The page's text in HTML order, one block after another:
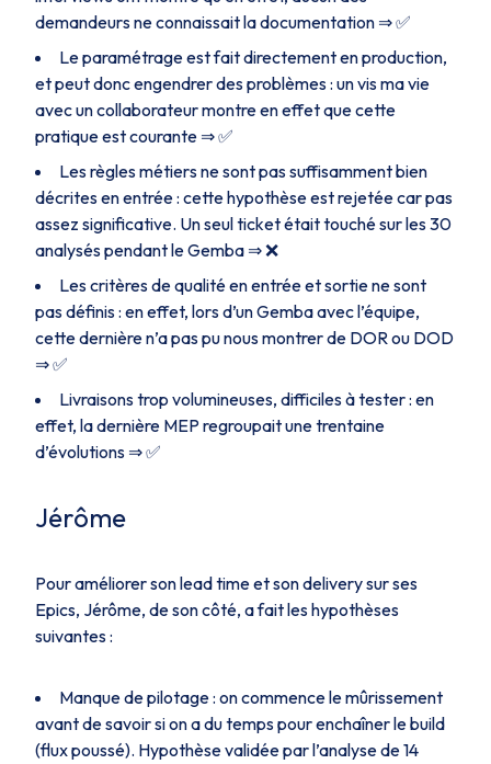
demandeurs ne connaissait la documentation ⇒ ✅
Le paramétrage est fait directement en production,
et peut donc engendrer des problèmes : un vis ma vie
avec un collaborateur montre en effet que cette
pratique est courante ⇒ ✅
Les règles métiers ne sont pas suffisamment bien
décrites en entrée : cette hypothèse est rejetée car pas
assez significative. Un seul ticket était touché sur les 30
analysés pendant le Gemba ⇒ ❌
Les critères de qualité en entrée et sortie ne sont
pas définis : en effet, lors d’un Gemba avec l’équipe,
cette dernière n’a pas pu nous montrer de DOR ou DOD
⇒ ✅
Livraisons trop volumineuses, difficiles à tester : en
effet, la dernière MEP regroupait une trentaine
d’évolutions ⇒ ✅
Jérôme
Pour améliorer son lead time et son delivery sur ses
Epics, Jérôme, de son côté, a fait les hypothèses
suivantes :
Manque de pilotage : on commence le mûrissement
avant de savoir si on a du temps pour enchaîner le build
(flux poussé). Hypothèse validée par l’analyse de 14